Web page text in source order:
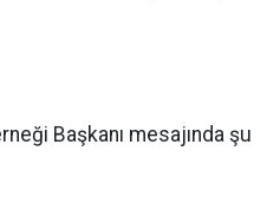
Başkanı mesajında şu